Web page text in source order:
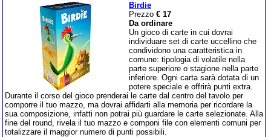
Birdie
Prezzo € 17
Da ordinare
Un gioco di carte in cui dovrai
individuare set di carte uccellino che
condividono una caratteristica in
comune: tipologia di volatile nella
parte superiore o stagione nella parte
inferiore. Ogni carta sarà dotata di un
potere speciale e offrirà punti extra.
Durante il corso del gioco prenderai le carte dal centro del tavolo per
comporre il tuo mazzo, ma dovrai affidarti alla memoria per ricordare la
sua composizione, infatti non potrai più guardare le carte selezionate. Alla
fine del round, rivela il tuo mazzo e componi file con elementi comuni per
totalizzare il maggior numero di punti possibili.